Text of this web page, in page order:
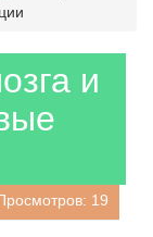
и
19